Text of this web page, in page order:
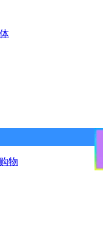
购物